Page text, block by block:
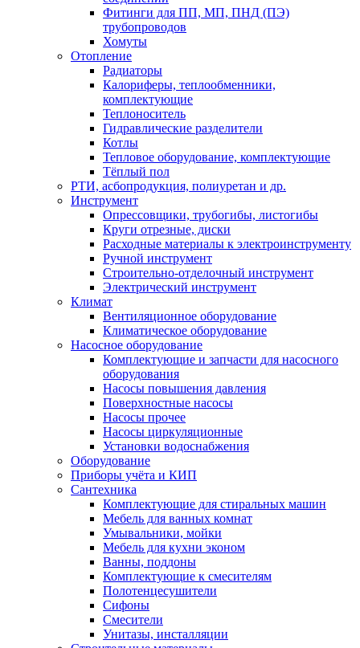
Фитинги для ПП, МП, ПНД (ПЭ)
трубопроводов
Хомуты
Отопление
Радиаторы
Калориферы, теплообменники,
комплектующие
Теплоноситель
Гидравлические разделители
Котлы
Тепловое оборудование, комплектующие
Тёплый пол
РТИ, асбопродукция, полиуретан и др.
Инструмент
Опрессовщики, трубогибы, листогибы
Круги отрезные, диски
Расходные материалы к электроинструменту
Ручной инструмент
Строительно-отделочный инструмент
Электрический инструмент
Климат
Вентиляционное оборудование
Климатическое оборудование
Насосное оборудование
Комплектующие и запчасти для насосного
оборудования
Насосы повышения давления
Поверхностные насосы
Насосы прочее
Насосы циркуляционные
Установки водоснабжения
Оборудование
Приборы учёта и КИП
Сантехника
Комплектующие для стиральных машин
Мебель для ванных комнат
Умывальники, мойки
Мебель для кухни эконом
Ванны, поддоны
Комплектующие к смесителям
Полотенцесушители
Сифоны
Смесители
Унитазы, инсталляции